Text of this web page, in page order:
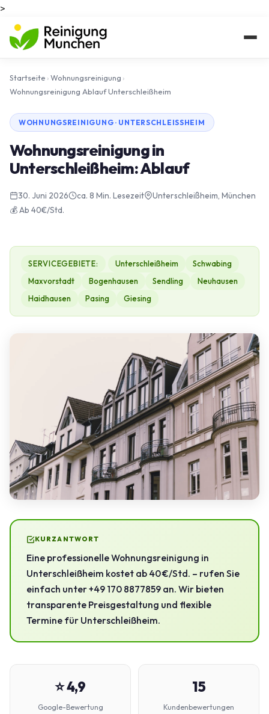
>
Startseite ›Wohnungsreinigung ›
Wohnungsreinigung Ablauf Unterschleißheim
WOHNUNGSREINIGUNG · UNTERSCHLEISSHEIM
Wohnungsreinigung in
Unterschleißheim: Ablauf
30. Juni 2026 ca. 8 Min. Lesezeit
Unterschleißheim, München
💰 Ab 40€/Std.
SERVICEGEBIETE: Unterschleißheim
Schwabing
Maxvorstadt
Bogenhausen Sendling
Neuhausen
Haidhausen
Pasing Giesing
KURZANTWORT
Eine professionelle Wohnungsreinigung in
Unterschleißheim kostet ab 40 €/Std. – rufen Sie
einfach unter +49 170 8877859 an. Wir bieten
transparente Preisgestaltung und flexible
Termine für Unterschleißheim.
⭐ 4,9
Google-Bewertung
15
Kundenbewertungen